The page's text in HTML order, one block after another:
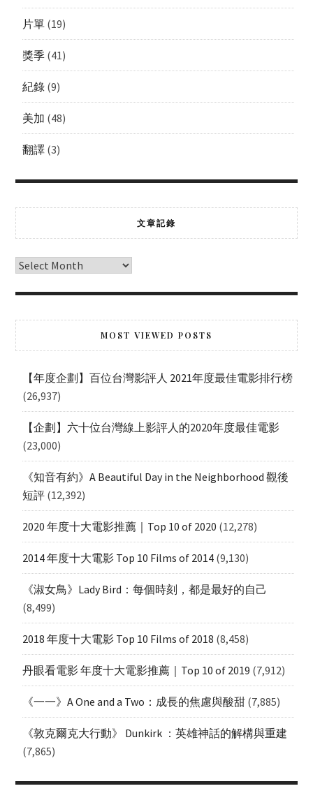
片單(19)
獎季(41)
紀錄(9)
美加 (48)
翻譯(3)
文章記錄
MOST VIEWED POSTS
【年度企劃】百位台灣影評人 2021年度最佳電影排行榜
(26,937)
【企劃】六十位台灣線上影評人的2020年度最佳電影
(23,000)
《知音有約》A Beautiful Day in the Neighborhood 觀後
短評 (12,392)
2020 年度十大電影推薦｜Top 10 of 2020 (12,278)
2014 年度十大電影 Top 10 Films of 2014 (9,130)
《淑女鳥》Lady Bird：每個時刻，都是最好的自己
(8,499)
2018 年度十大電影 Top 10 Films of 2018 (8,458)
丹眼看電影 年度十大電影推薦｜Top 10 of 2019 (7,912)
《一一》A One and a Two：成長的焦慮與酸甜 (7,885)
《敦克爾克大行動》 Dunkirk ：英雄神話的解構與重建
(7,865)